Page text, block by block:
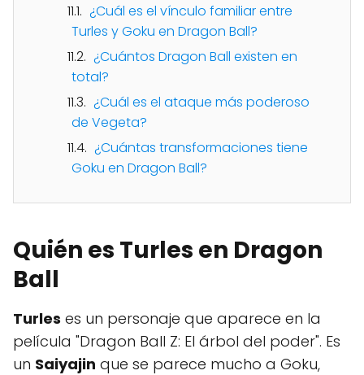
¿Cuál es el vínculo familiar entre
Turles y Goku en Dragon Ball?
¿Cuántos Dragon Ball existen en
total?
¿Cuál es el ataque más poderoso
de Vegeta?
¿Cuántas transformaciones tiene
Goku en Dragon Ball?
Quién es Turles en Dragon
Ball
Turles es un personaje que aparece en la
película "Dragon Ball Z: El árbol del poder". Es
un Saiyajin que se parece mucho a Goku,